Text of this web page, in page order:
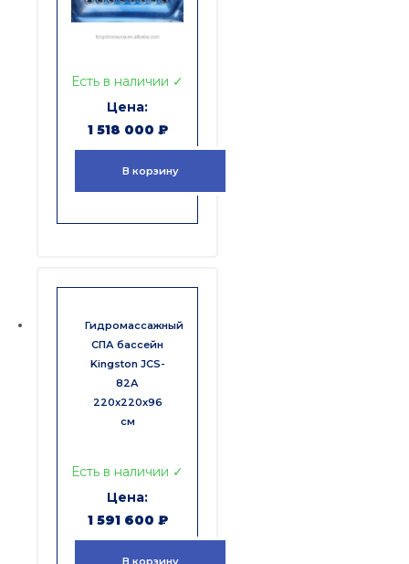
Есть в наличии ✓
1 518 000 ₽
В корзину
Гидромассажный
СПА бассейн
Kingston JCS-
82А
220x220x96
см
Есть в наличии ✓
1 591 600 ₽
В корзину